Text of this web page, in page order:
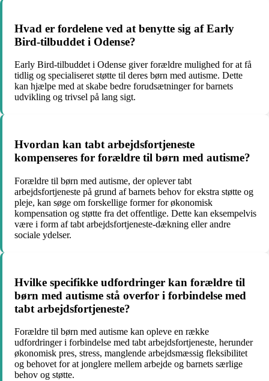
Hvad er fordelene ved at benytte sig af Early
Bird-tilbuddet i Odense?
Early Bird-tilbuddet i Odense giver forældre mulighed for at få
tidlig og specialiseret støtte til deres børn med autisme. Dette
kan hjælpe med at skabe bedre forudsætninger for barnets
udvikling og trivsel på lang sigt.
Hvordan kan tabt arbejdsfortjeneste
kompenseres for forældre til børn med autisme?
Forældre til børn med autisme, der oplever tabt
arbejdsfortjeneste på grund af barnets behov for ekstra støtte og
pleje, kan søge om forskellige former for økonomisk
kompensation og støtte fra det offentlige. Dette kan eksempelvis
være i form af tabt arbejdsfortjeneste-dækning eller andre
sociale ydelser.
Hvilke specifikke udfordringer kan forældre til
børn med autisme stå overfor i forbindelse med
tabt arbejdsfortjeneste?
Forældre til børn med autisme kan opleve en række
udfordringer i forbindelse med tabt arbejdsfortjeneste, herunder
økonomisk pres, stress, manglende arbejdsmæssig fleksibilitet
og behovet for at jonglere mellem arbejde og barnets særlige
behov og støtte.